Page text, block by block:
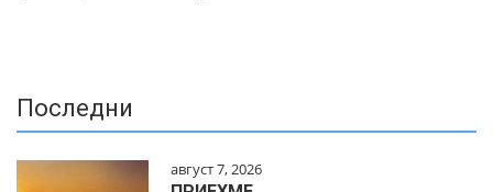
Последни
август 7, 2026